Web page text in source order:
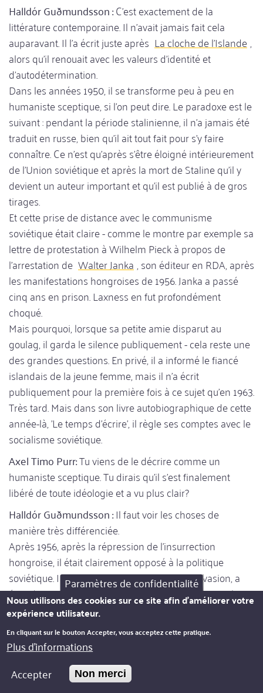
Halldór Guðmundsson :C'est exactement de la
littérature contemporaine. Il n'avait jamais fait cela
auparavant. Il l'a écrit juste après La cloche de l'Islande,
alors qu'il renouait avec les valeurs d'identité et
d'autodétermination.
Dans les années 1950, il se transforme peu à peu en
humaniste sceptique, si l'on peut dire. Le paradoxe est le
suivant : pendant la période stalinienne, il n'a jamais été
traduit en russe, bien qu'il ait tout fait pour s'y faire
connaître. Ce n'est qu'après s'être éloigné intérieurement
de l'Union soviétique et après la mort de Staline qu'il y
devient un auteur important et qu'il est publié à de gros
tirages.
Et cette prise de distance avec le communisme
soviétique était claire - comme le montre par exemple sa
lettre de protestation à Wilhelm Pieck à propos de
l'arrestation de Walter Janka, son éditeur en RDA, après
les manifestations hongroises de 1956. Janka a passé
cinq ans en prison. Laxness en fut profondément
choqué.
Mais pourquoi, lorsque sa petite amie disparut au
goulag, il garda le silence publiquement - cela reste une
des grandes questions. En privé, il a informé le fiancé
islandais de la jeune femme, mais il n'a écrit
publiquement pour la première fois à ce sujet qu'en 1963.
Très tard. Mais dans son livre autobiographique de cette
année-là, 'Le temps d'écrire', il règle ses comptes avec le
socialisme soviétique.
Axel Timo Purr:Tu viens de le décrire comme un
humaniste sceptique. Tu dirais qu'il s'est finalement
libéré de toute idéologie et a vu plus clair?
Halldór Guðmundsson :Il faut voir les choses de
manière très différenciée.
Après 1956, après la répression de l'insurrection
hongroise, il était clairement opposé à la politique
soviétique. Il s'est publiquement opposé à l'invasion, a
écrit des articles contre. Mais il était important pour lui
de ne pas suivre la voie deArthur Koestlerou d'autres
ex-communistes qui, aux yeux de beaucoup, passaient
alors "de l'autre côté".
Envers ses amis en Islande et ses compagnons
politiques à l'étranger, il ne voulait pas apparaître
comme quelqu'un qui changeait soudainement de
Paramètres de confidentialité
Nous utilisons des cookies sur ce site afin d'améliorer votre
expérience utilisateur.
En cliquant sur le bouton Accepter, vous acceptez cette pratique.
Plus d'informations
Accepter
Non merci